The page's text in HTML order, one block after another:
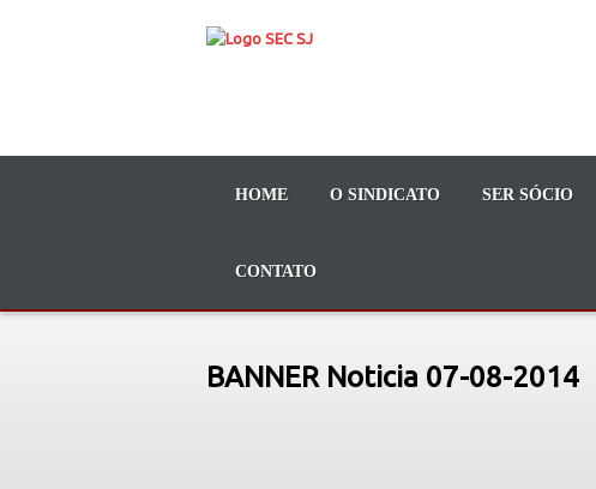
HOME O SINDICATO SER SÓCIO
CONTATO
BANNER Noticia 07-08-2014